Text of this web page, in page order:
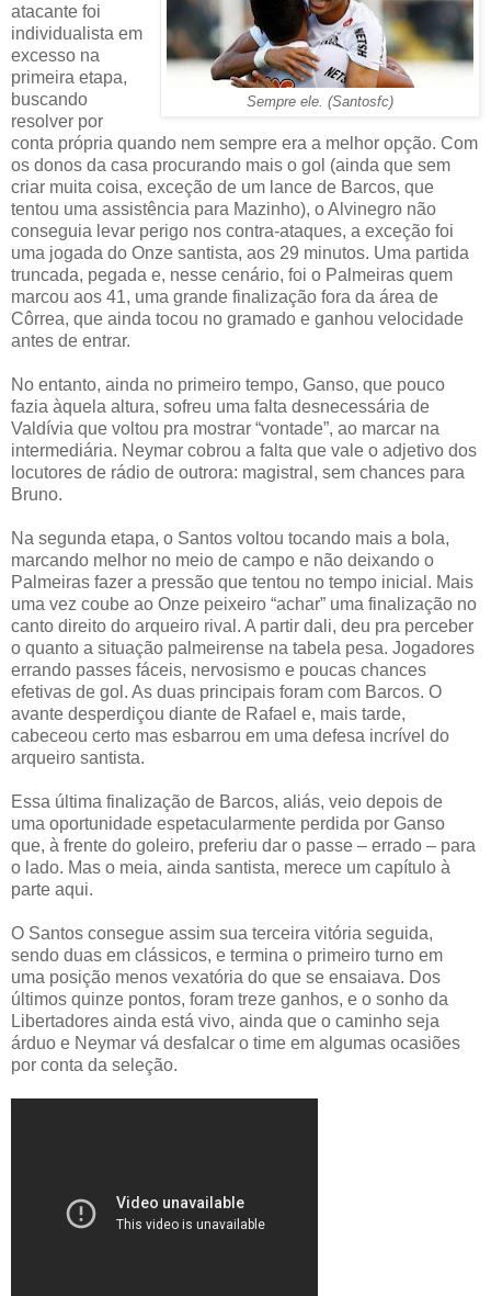
Sempre ele. (Santosfc)
atacante foi
individualista em
excesso na
primeira etapa,
buscando
resolver por
conta própria quando nem sempre era a melhor opção. Com
os donos da casa procurando mais o gol (ainda que sem
criar muita coisa, exceção de um lance de Barcos, que
tentou uma assistência para Mazinho), o Alvinegro não
conseguia levar perigo nos contra-ataques, a exceção foi
uma jogada do Onze santista, aos 29 minutos. Uma partida
truncada, pegada e, nesse cenário, foi o Palmeiras quem
marcou aos 41, uma grande finalização fora da área de
Côrrea, que ainda tocou no gramado e ganhou velocidade
antes de entrar.
No entanto, ainda no primeiro tempo, Ganso, que pouco
fazia àquela altura, sofreu uma falta desnecessária de
Valdívia que voltou pra mostrar “vontade”, ao marcar na
intermediária. Neymar cobrou a falta que vale o adjetivo dos
locutores de rádio de outrora: magistral, sem chances para
Bruno.
Na segunda etapa, o Santos voltou tocando mais a bola,
marcando melhor no meio de campo e não deixando o
Palmeiras fazer a pressão que tentou no tempo inicial. Mais
uma vez coube ao Onze peixeiro “achar” uma finalização no
canto direito do arqueiro rival. A partir dali, deu pra perceber
o quanto a situação palmeirense na tabela pesa. Jogadores
errando passes fáceis, nervosismo e poucas chances
efetivas de gol. As duas principais foram com Barcos. O
avante desperdiçou diante de Rafael e, mais tarde,
cabeceou certo mas esbarrou em uma defesa incrível do
arqueiro santista.
Essa última finalização de Barcos, aliás, veio depois de
uma oportunidade espetacularmente perdida por Ganso
que, à frente do goleiro, preferiu dar o passe – errado – para
o lado. Mas o meia, ainda santista, merece um capítulo à
parte aqui.
O Santos consegue assim sua terceira vitória seguida,
sendo duas em clássicos, e termina o primeiro turno em
uma posição menos vexatória do que se ensaiava. Dos
últimos quinze pontos, foram treze ganhos, e o sonho da
Libertadores ainda está vivo, ainda que o caminho seja
árduo e Neymar vá desfalcar o time em algumas ocasiões
por conta da seleção.